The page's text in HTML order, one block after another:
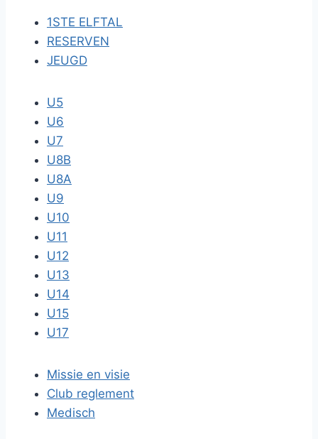
1STE ELFTAL
RESERVEN
JEUGD
U5
U6
U7
U8B
U8A
U9
U10
U11
U12
U13
U14
U15
U17
Missie en visie
Club reglement
Medisch